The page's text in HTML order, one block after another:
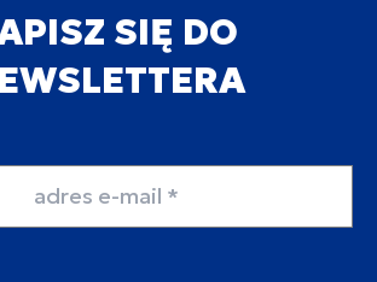
SIĘ DO